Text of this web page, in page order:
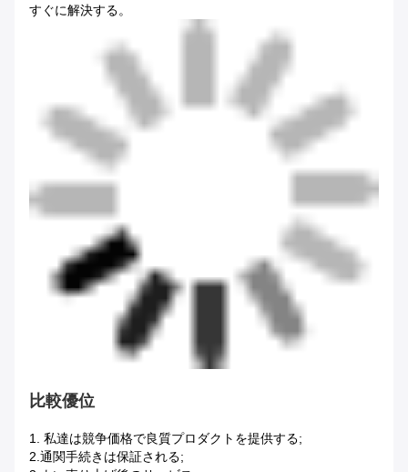
すぐに解決する。
比較優位
1. 私達は競争価格で良質プロダクトを提供する;
2.通関手続きは保証される;